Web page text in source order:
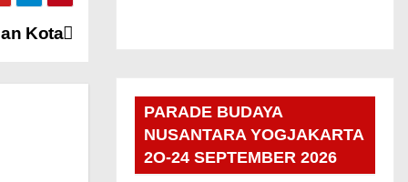
Kota
PARADE BUDAYA
NUSANTARA YOGJAKARTA
2O-24 SEPTEMBER 2026